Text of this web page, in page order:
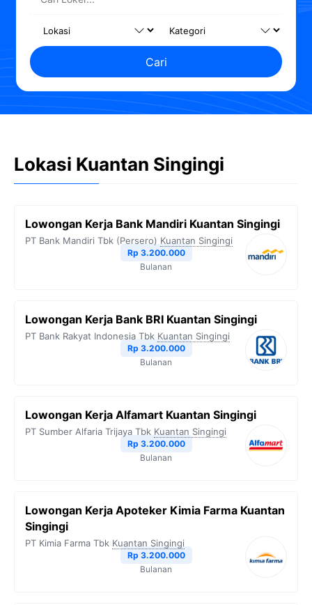
Cari
Lokasi Kuantan Singingi
Lowongan Kerja Bank Mandiri Kuantan Singingi
PT Bank Mandiri Tbk (Persero) Kuantan Singingi
Rp 3.200.000
Bulanan
Lowongan Kerja Bank BRI Kuantan Singingi
PT Bank Rakyat Indonesia Tbk Kuantan Singingi
Rp 3.200.000
Bulanan
Lowongan Kerja Alfamart Kuantan Singingi
PT Sumber Alfaria Trijaya Tbk Kuantan Singingi
Rp 3.200.000
Bulanan
Lowongan Kerja Apoteker Kimia Farma Kuantan
Singingi
PT Kimia Farma Tbk Kuantan Singingi
Rp 3.200.000
Bulanan